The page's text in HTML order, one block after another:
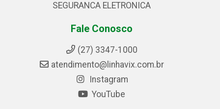
SEGURANCA ELETRONICA
Fale Conosco
(27) 3347-1000
atendimento@linhavix.com.br
Instagram
YouTube